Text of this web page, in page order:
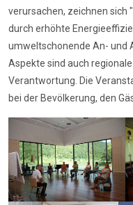
verursachen, zeichnen sich
durch erhöhte
umweltschonende An- und
Aspekte sind auch
Verantwortung. Die
bei der Bevölkerung, den